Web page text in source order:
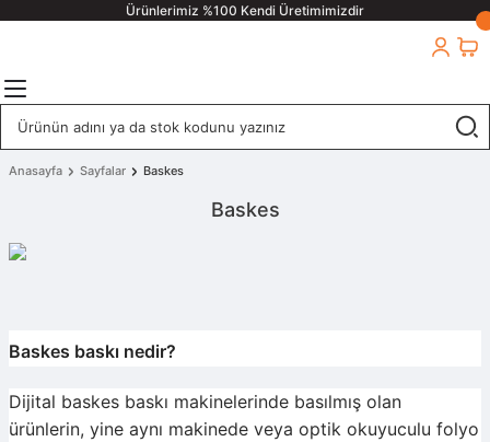
Ürünlerimiz %100 Kendi Üretimimizdir
Anasayfa Sayfalar Baskes
Baskes
Baskes baskı nedir?
Dijital baskes baskı makinelerinde basılmış olan
ürünlerin, yine aynı makinede veya optik okuyuculu folyo